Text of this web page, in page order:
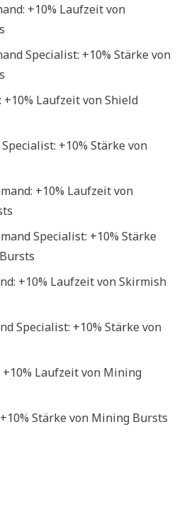
+10% Laufzeit von
Specialist: +10% Stärke von
+10% Laufzeit von Shield
+10% Stärke von
+10% Laufzeit von
Specialist: +10% Stärke
+10% Laufzeit von Skirmish
Specialist: +10% Stärke von
Laufzeit von Mining
Stärke von Mining Bursts